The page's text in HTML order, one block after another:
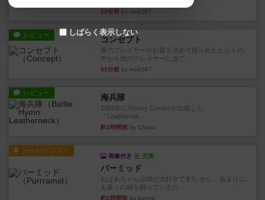
23分前 by mob567
レビュー コンセプト
親のプレイヤーがお題を決めて限られたヒントの
中から他のプレイヤーに当て...
35分前 by mob567
レビュー 海兵隊
1988年にVictory Gamesが出版した
『Leathernec...
約1時間前 by Chaco
ルール/インスト
画像付き 充実
パーミッド
おばあちゃんは猫が大好きです!しかし、あまりに
も多くの猫を飼っているた...
約1時間前 by jurong
しばらく表示しない